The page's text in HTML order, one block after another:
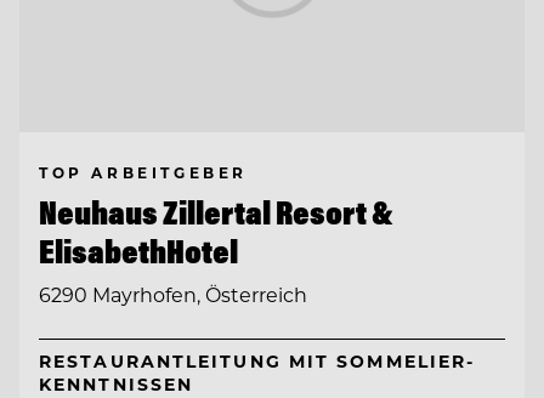
TOP ARBEITGEBER
Neuhaus Zillertal Resort &
ElisabethHotel
6290 Mayrhofen, Österreich
RESTAURANTLEITUNG MIT SOMMELIER-
KENNTNISSEN